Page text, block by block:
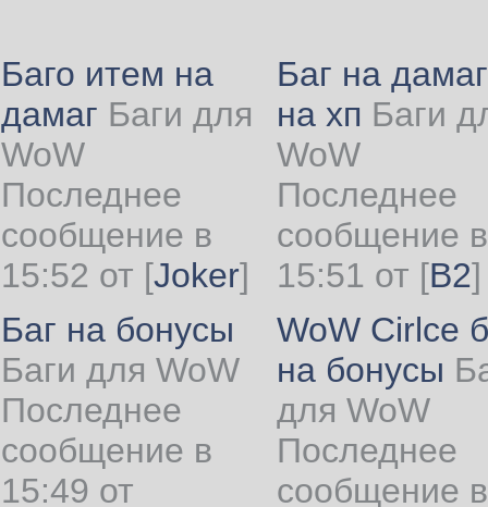
Баго итем на
дамаг Баги для
WoW
Последнее
сообщение в
15:52 от [Joker]
Баг на
на хп Баги
WoW
Последнее
сообщение в
15:51 от [B2]
Баг на бонусы
Баги для WoW
Последнее
сообщение в
15:49 от
WoW Cirlce
на бонусы
для WoW
Последнее
сообщение в